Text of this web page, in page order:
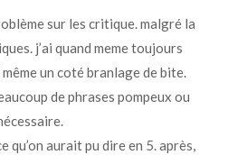
sur les critique. malgré la
j’ai quand meme toujours
même un coté branlage de bite.
de phrases pompeux ou
qu’on aurait pu dire en 5. après,